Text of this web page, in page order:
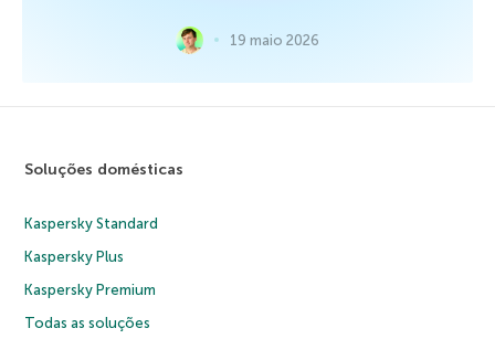
19 maio 2026
Soluções domésticas
Kaspersky Standard
Kaspersky Plus
Kaspersky Premium
Todas as soluções